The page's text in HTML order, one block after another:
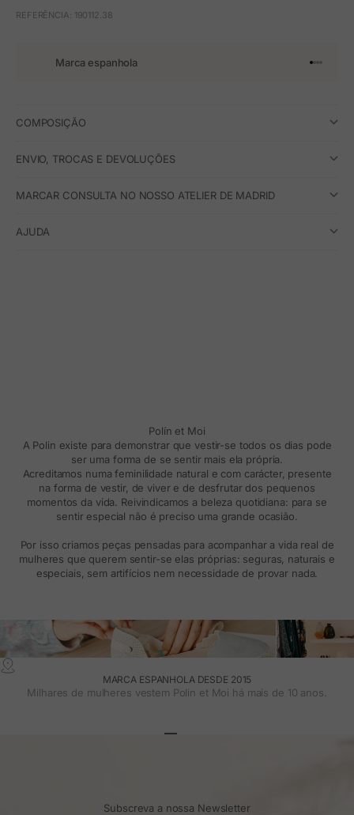
REFERÊNCIA: 190112.38
Marca espanhola Ir para o
Ir para
Ir para
Ir para
COMPOSIÇÃO
ENVIO, TROCAS E DEVOLUÇÕES
MARCAR CONSULTA NO NOSSO ATELIER DE MADRID
AJUDA
Polín et Moi
A Polin existe para demonstrar que vestir-se todos os dias pode
ser uma forma de se sentir mais ela própria.
Acreditamos numa feminilidade natural e com carácter, presente
na forma de vestir, de viver e de desfrutar dos pequenos
momentos da vida. Reivindicamos a beleza quotidiana: para se
sentir especial não é preciso uma grande ocasião.
Por isso criamos peças pensadas para acompanhar a vida real de
mulheres que querem sentir-se elas próprias: seguras, naturais e
especiais, sem artifícios nem necessidade de provar nada.
MARCA ESPANHOLA DESDE 2015
Milhares de mulheres vestem Polin et Moi há mais de 10 anos.
Subscreva a nossa Newsletter